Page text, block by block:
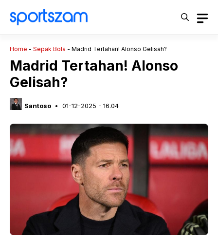
Home - Sepak Bola - Madrid Tertahan! Alonso Gelisah?
Madrid Tertahan! Alonso
Gelisah?
Santoso 01-12-2025 - 16.04